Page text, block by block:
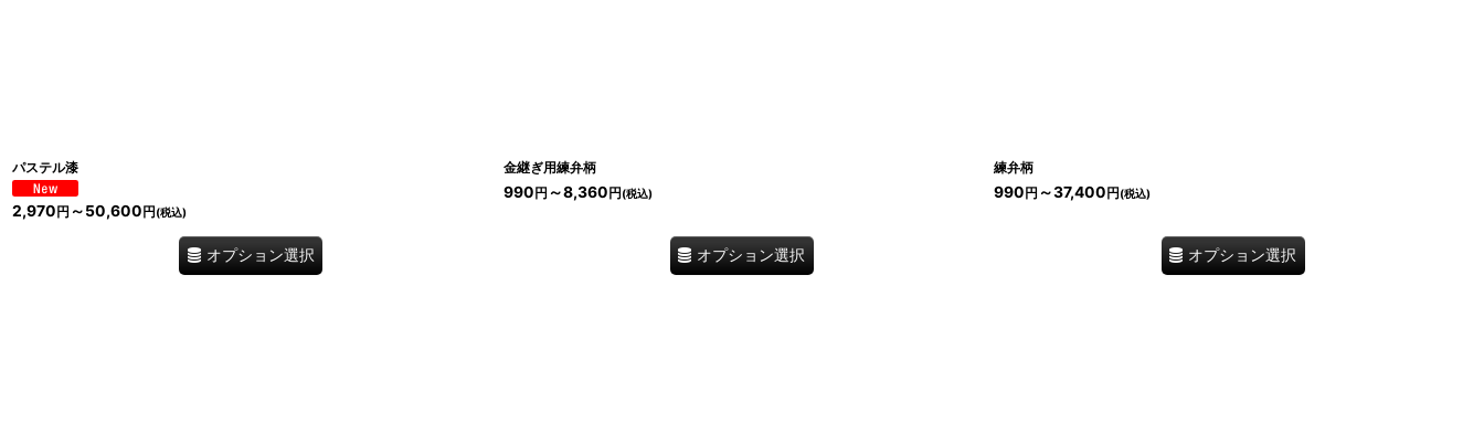
パステル漆
2,970 円 ～50,600 円 (税込)
オプション選択
金継ぎ用練弁柄
990円 ～8,360円(税込)
オプション選択
練弁柄
990円 ～37,400円(税込)
オプション選択